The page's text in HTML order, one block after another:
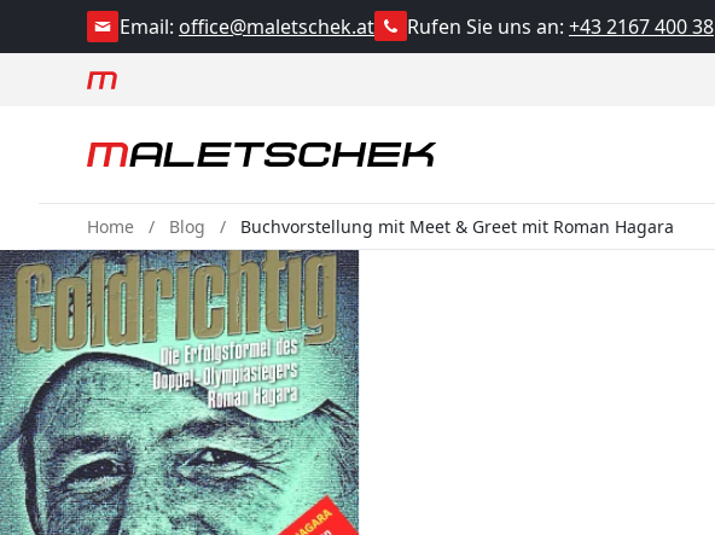
Email: office@maletschek.at Rufen Sie uns an: +43 2167 400 38
Home Blog Buchvorstellung mit Meet & Greet mit Roman Hagara